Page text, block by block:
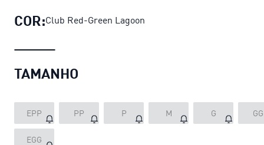
COR:Club Red-Green Lagoon
TAMANHO
EPP PP P M G GG
EGG